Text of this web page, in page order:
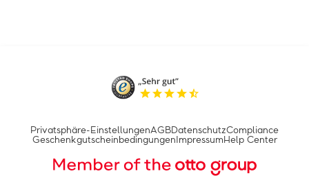
Privatsphäre-EinstellungenAGBDatenschutzCompliance
Geschenkgutscheinbedingungen Impressum Help Center